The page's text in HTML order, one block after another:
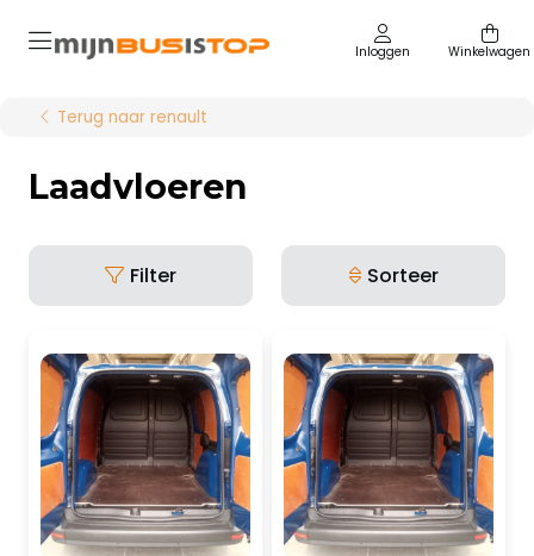
Inloggen Winkelwagen
Terug naar renault
Laadvloeren
Filter Sorteer